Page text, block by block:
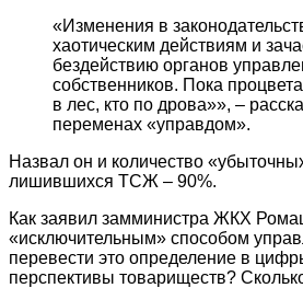
«Изменения в
хаотическим действиям и
бездействию органов
собственников. Пока
в лес, кто по дрова»», –
переменах «управдом».
Назвал он и количество
лишившихся ТСЖ – 90%.
Как заявил замминистра ЖКХ
«исключительным» способом
перевести это определение в
перспективы товариществ?